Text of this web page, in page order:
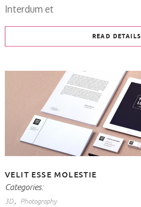
Interdum et
READ DETAILS
VELIT ESSE MOLESTIE
Categories:
3D Photography